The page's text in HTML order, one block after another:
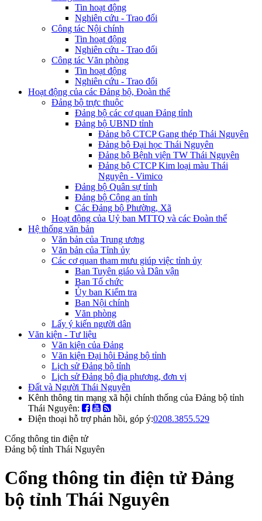
Tin hoạt động
Nghiên cứu - Trao đổi
Công tác Nội chính
Tin hoạt động
Nghiên cứu - Trao đổi
Công tác Văn phòng
Tin hoạt động
Nghiên cứu - Trao đổi
Hoạt động của các Đảng bộ, Đoàn thể
Đảng bộ trực thuộc
Đảng bộ các cơ quan Đảng tỉnh
Đảng bộ UBND tỉnh
Đảng bộ CTCP Gang thép Thái Nguyên
Đảng bộ Đại học Thái Nguyên
Đảng bộ Bệnh viện TW Thái Nguyên
Đảng bộ CTCP Kim loại màu Thái
Nguyên - Vimico
Đảng bộ Quân sự tỉnh
Đảng bộ Công an tỉnh
Các Đảng bộ Phường, Xã
Hoạt động của Uỷ ban MTTQ và các Đoàn thể
Hệ thống văn bản
Văn bản của Trung ương
Văn bản của Tỉnh ủy
Các cơ quan tham mưu giúp việc tỉnh ủy
Ban Tuyên giáo và Dân vận
Ban Tổ chức
Ủy ban Kiểm tra
Ban Nội chính
Văn phòng
Lấy ý kiến người dân
Văn kiện - Tư liệu
Văn kiện của Đảng
Văn kiện Đại hội Đảng bộ tỉnh
Lịch sử Đảng bộ tỉnh
Lịch sử Đảng bộ địa phương, đơn vị
Đất và Người Thái Nguyên
Kênh thông tin mạng xã hội chính thống của Đảng bộ tỉnh
Thái Nguyên:
Điện thoại hỗ trợ phản hồi, góp ý:0208.3855.529
Cổng thông tin điện tử
Đảng bộ tỉnh Thái Nguyên
Cổng thông tin điện tử Đảng
bộ tỉnh Thái Nguyên